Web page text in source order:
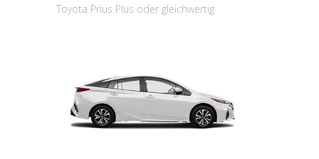
Toyota Prius Plus oder gleichwertig